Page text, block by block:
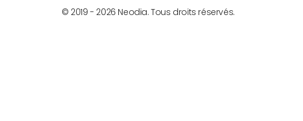
© 2019 - 2026 Neodia. Tous droits réservés.